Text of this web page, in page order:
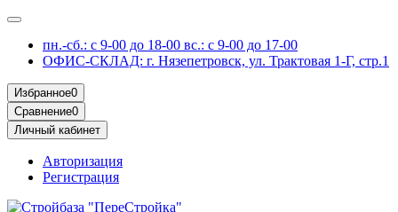
пн.-сб.: с 9-00 до 18-00 вс.: с 9-00 до 17-00
ОФИС-СКЛАД: г. Нязепетровск, ул. Трактовая 1-Г, стр.1
Избранное0
Сравнение0
Личный кабинет
Авторизация
Регистрация